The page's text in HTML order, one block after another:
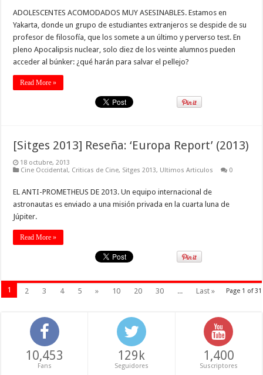
ADOLESCENTES ACOMODADOS MUY ASESINABLES. Estamos en
Yakarta, donde un grupo de estudiantes extranjeros se despide de su
profesor de filosofía, que los somete a un último y perverso test. En
pleno Apocalipsis nuclear, solo diez de los veinte alumnos pueden
acceder al búnker: ¿qué harán para salvar el pellejo?
Read More »
[Sitges 2013] Reseña: ‘Europa Report’ (2013)
18 octubre, 2013
Cine Occidental, Criticas de Cine, Sitges 2013, Ultimos Articulos 0
EL ANTI-PROMETHEUS DE 2013. Un equipo internacional de
astronautas es enviado a una misión privada en la cuarta luna de
Júpiter.
Read More »
Page 1 of 31
1 2 3 4 5 » 10 20 30 ... Last »
10,453
Fans
129k
Seguidores
1,400
Suscriptores